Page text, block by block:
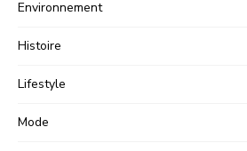
Environnement
Histoire
Lifestyle
Mode